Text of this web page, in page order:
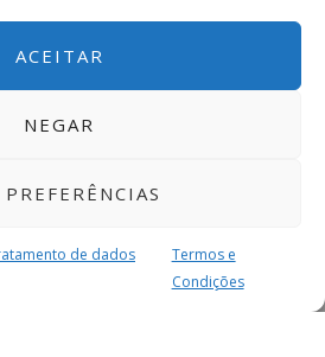
ACEITAR
NEGAR
de dados
Termos e
Condições